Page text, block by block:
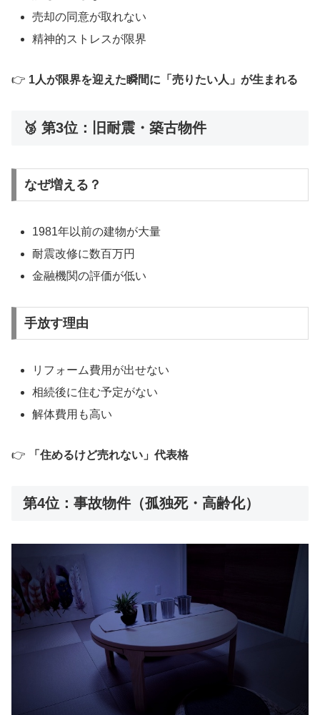
売却の同意が取れない
精神的ストレスが限界
👉 1人が限界を迎えた瞬間に「売りたい人」が生まれる
🥉 第3位：旧耐震・築古物件
なぜ増える？
1981年以前の建物が大量
耐震改修に数百万円
金融機関の評価が低い
手放す理由
リフォーム費用が出せない
相続後に住む予定がない
解体費用も高い
👉 「住めるけど売れない」代表格
第4位：事故物件（孤独死・高齢化）